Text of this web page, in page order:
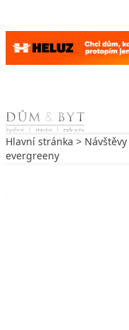
Skip to content
Hlavní stránka > Návštěvy
evergreeny